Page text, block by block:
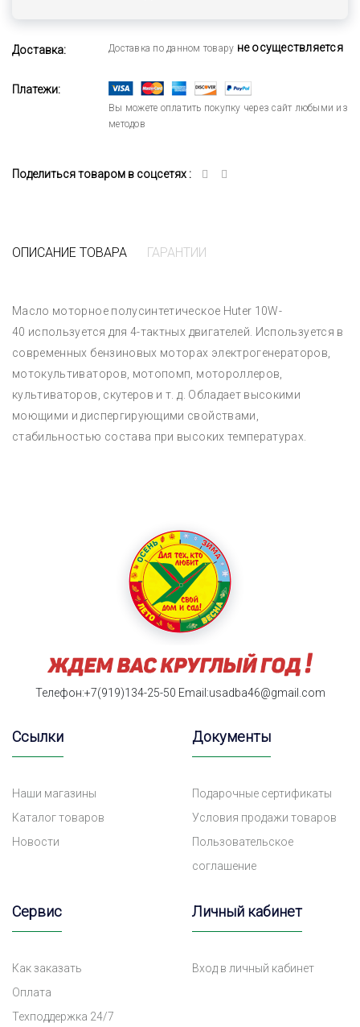
Доставка: Доставка по данном товару не осуществляется
Платежи:
Вы можете оплатить покупку через сайт любыми из
методов
Поделиться товаром в соцсетях :
ОПИСАНИЕ ТОВАРА ГАРАНТИИ
Масло моторное полусинтетическое Huter 10W-
40 используется для 4-тактных двигателей. Используется в
современных бензиновых моторах электрогенераторов,
мотокультиваторов, мотопомп, мотороллеров,
культиваторов, скутеров и т. д. Обладает высокими
моющими и диспергирующими свойствами,
стабильностью состава при высоких температурах.
Телефон:+7(919)134-25-50 Email:usadba46@gmail.com
Ссылки
Наши магазины
Каталог товаров
Новости
Документы
Подарочные сертификаты
Условия продажи товаров
Пользовательское
соглашение
Сервис
Как заказать
Оплата
Техподдержка 24/7
Личный кабинет
Вход в личный кабинет